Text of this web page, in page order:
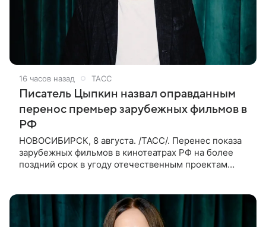
16 часов назад ТАСС
Писатель Цыпкин назвал оправданным
перенос премьер зарубежных фильмов в
РФ
НОВОСИБИРСК, 8 августа. /ТАСС/. Перенес показа
зарубежных фильмов в кинотеатрах РФ на более
поздний срок в угоду отечественным проектам